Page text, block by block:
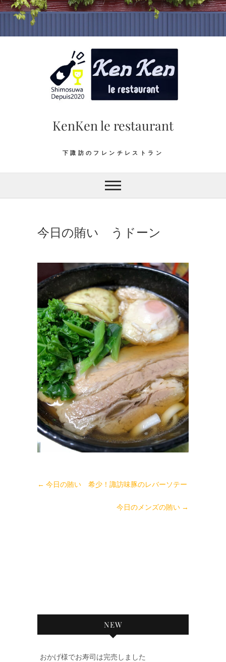
Skip
KenKen le restaurant
下諏訪のフレンチレストラン
今日の賄い うドーン
← 今日の賄い 希少！諏訪味豚のレバーソテー
今日のメンズの賄い →
NEW
おかげ様でお寿司は完売しました